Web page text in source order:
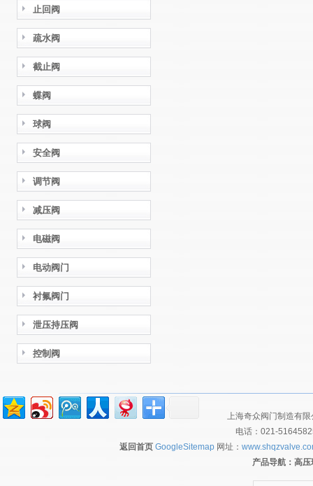
止回阀
疏水阀
截止阀
蝶阀
球阀
安全阀
调节阀
减压阀
电磁阀
电动阀门
衬氟阀门
泄压持压阀
控制阀
上海奇众阀门制造有
电话：021-
返回首页 GoogleSitemap 网址：
产品导航： 高压